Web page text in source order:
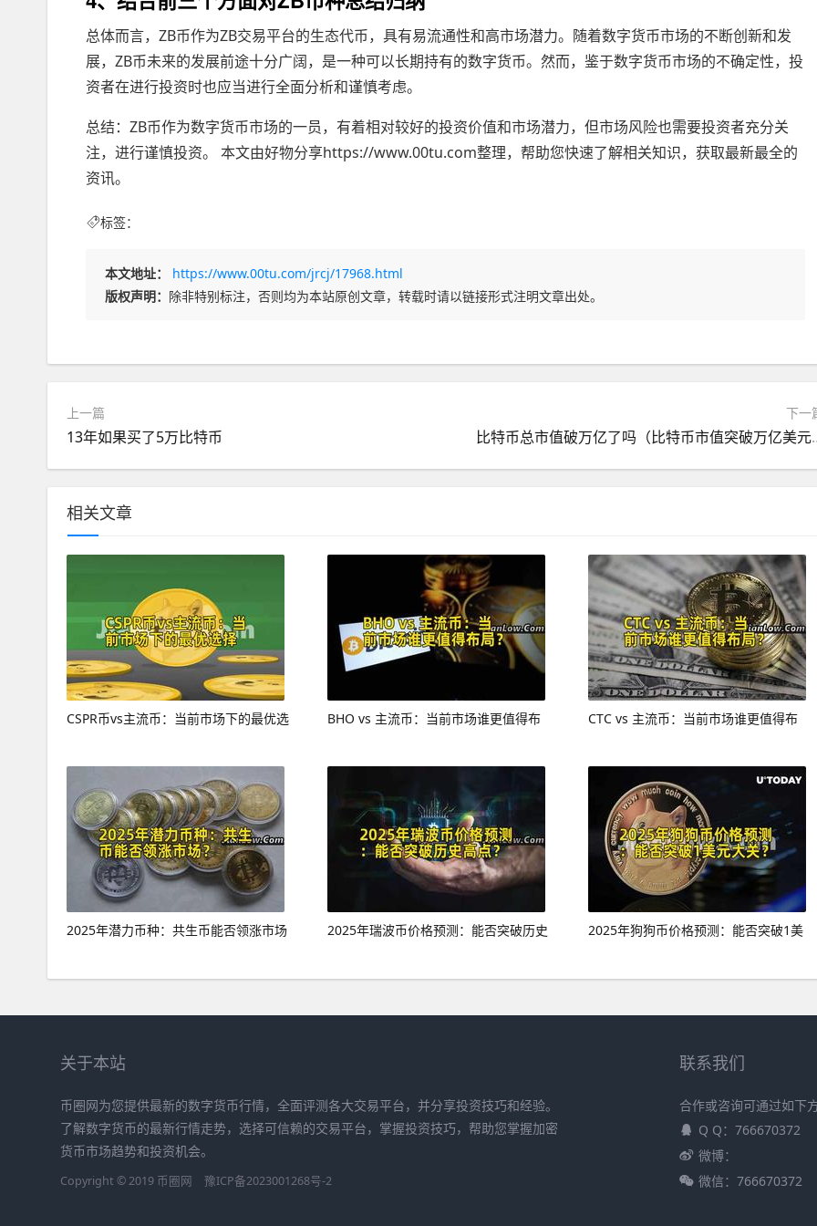
总体而言，ZB币作为ZB交易平台的生态代币，具有易流通性和高市场潜力。随着数字货币市场的不断创新和发
展，ZB币未来的发展前途十分广阔，是一种可以长期持有的数字货币。然而，鉴于数字货币市场的不确定性，投
资者在进行投资时也应当进行全面分析和谨慎考虑。
总结：ZB币作为数字货币市场的一员，有着相对较好的投资价值和市场潜力，但市场风险也需要投资者充分关
注，进行谨慎投资。 本文由好物分享https://www.00tu.com整理，帮助您快速了解相关知识，获取最新最全的
资讯。
标签：
本文地址：
https://www.00tu.com/jrcj/17968.html
版权声明： 除非特别标注，否则均为本站原创文章，转载时请以链接形式注明文章出处。
上一篇
13年如果买了5万比特币
下一
比特币总市值破万
相关文章
CSPR币vs主流币：当前市场下的最优选 BHO vs 主流币：当前市场谁更值得布 CTC vs 主流币：当前市场谁更值得布
2025年潜力币种：共生币能否领涨市场 2025年瑞波币价格预测：能否突破历史 2025年狗狗币价格预测：能否突破1美
关于本站
币圈网为您提供最新的数字货币行情，全面评测各大交易平台，并分享投资技巧和经验。
了解数字货币的最新行情走势，选择可信赖的交易平台，掌握投资技巧，帮助您掌握加密
货币市场趋势和投资机会。
Copyright © 2019 币圈网 豫ICP备2023001268号-2
联系我们
合作或咨询可通过如下方
Q Q：766670372
微博：
微信：766670372